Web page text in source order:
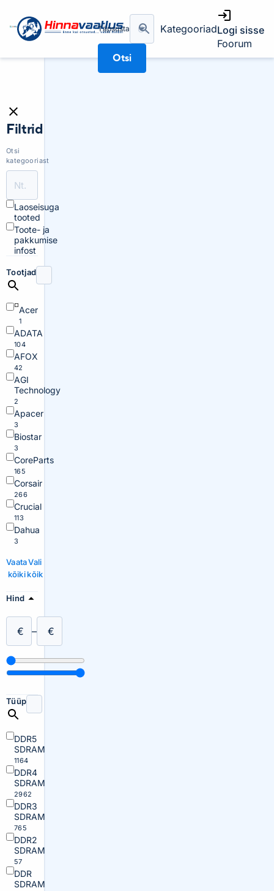
Täpsusta
Otsi
KategooriadLogi sisse
Foorum
Filtrid
Otsi
kategooriast
Laoseisuga
tooted
Toote- ja
pakkumise
infost
Tootjad
Acer
1
ADATA
104
AFOX
42
AGI
Technology
2
Apacer
3
Biostar
3
CoreParts
165
Corsair
266
Crucial
113
Dahua
3
Vaata
kõiki
Vali
kõik
Hind
€ – €
Tüüp
DDR5
SDRAM
1164
DDR4
SDRAM
2962
DDR3
SDRAM
765
DDR2
SDRAM
57
DDR
SDRAM